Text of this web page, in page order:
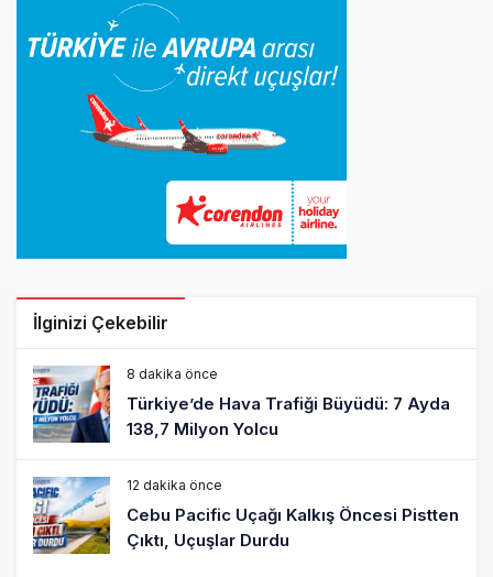
İlginizi Çekebilir
8 dakika önce
Türkiye’de Hava Trafiği Büyüdü: 7 Ayda
138,7 Milyon Yolcu
12 dakika önce
Cebu Pacific Uçağı Kalkış Öncesi Pistten
Çıktı, Uçuşlar Durdu